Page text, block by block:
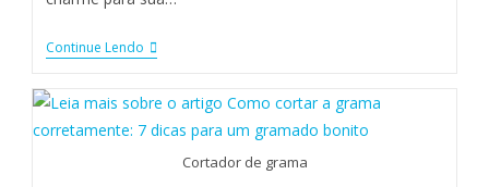
Continue Lendo
Cortador de grama